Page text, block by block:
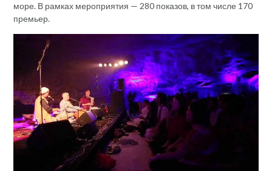
море. В рамках мероприятия — 280 показов, в том числе 170
премьер.